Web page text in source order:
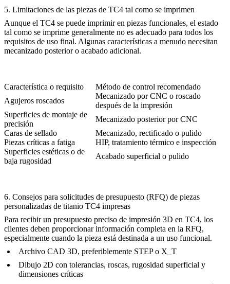
5. Limitaciones de las piezas de TC4 tal como se imprimen
Aunque el TC4 se puede imprimir en piezas funcionales, el estado
tal como se imprime generalmente no es adecuado para todos los
requisitos de uso final. Algunas características a menudo necesitan
mecanizado posterior o acabado adicional.
Característica o requisito
Método de control recomendado
Agujeros roscados
Mecanizado por CNC o roscado
después de la impresión
Superficies de montaje de
precisión
Mecanizado posterior por CNC
Caras de sellado
Mecanizado, rectificado o pulido
Piezas críticas a fatiga
HIP, tratamiento térmico e inspección
Superficies estéticas o de
baja rugosidad
Acabado superficial o pulido
6. Consejos para solicitudes de presupuesto (RFQ) de piezas
personalizadas de titanio TC4 impresas
Para recibir un presupuesto preciso de impresión 3D en TC4, los
clientes deben proporcionar información completa en la RFQ,
especialmente cuando la pieza está destinada a un uso funcional.
Archivo CAD 3D, preferiblemente STEP o X_T
Dibujo 2D con tolerancias, roscas, rugosidad superficial y
dimensiones críticas